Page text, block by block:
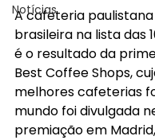
Notícias
A cafeteria
brasileira na lista das
é o resultado da
Best Coffee Shops,
melhores cafeterias
mundo foi divulgada
premiação em